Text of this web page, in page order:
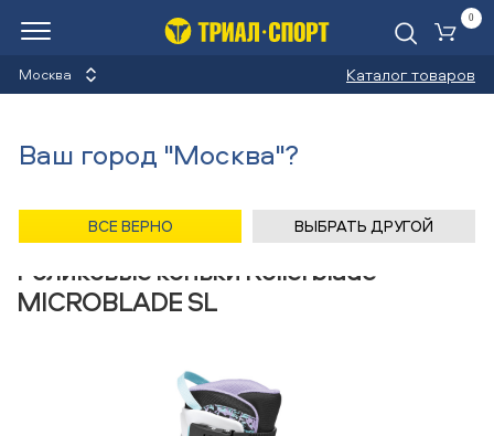
Москва Каталог товаров
0
Роликовые коньки Rollerblade
MICROBLADE SL
Ваш город "Москва"?
ВСЕ ВЕРНО ВЫБРАТЬ ДРУГОЙ